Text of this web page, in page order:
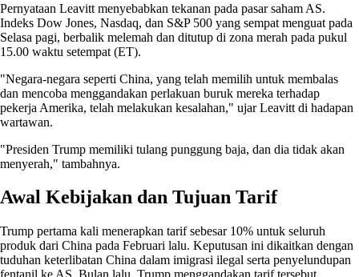
Pernyataan Leavitt menyebabkan tekanan pada pasar saham AS.
Indeks Dow Jones, Nasdaq, dan S&P 500 yang sempat menguat pada
Selasa pagi, berbalik melemah dan ditutup di zona merah pada pukul
15.00 waktu setempat (ET).
"Negara-negara seperti China, yang telah memilih untuk membalas
dan mencoba menggandakan perlakuan buruk mereka terhadap
pekerja Amerika, telah melakukan kesalahan," ujar Leavitt di hadapan
wartawan.
"Presiden Trump memiliki tulang punggung baja, dan dia tidak akan
menyerah," tambahnya.
Awal Kebijakan dan Tujuan Tarif
Trump pertama kali menerapkan tarif sebesar 10% untuk seluruh
produk dari China pada Februari lalu. Keputusan ini dikaitkan dengan
tuduhan keterlibatan China dalam imigrasi ilegal serta penyelundupan